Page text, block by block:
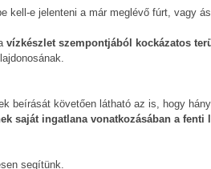
kell-e jelenteni a már meglévő fúrt, vagy
vízkészlet szempontjából kockázatos
beírását követően látható az is, hogy
saját ingatlana vonatkozásában a fenti
segítünk.